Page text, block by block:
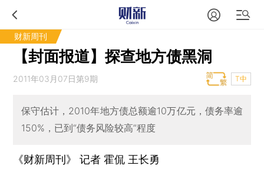
财新周刊
【封面报道】探查地方债黑洞
2011年03月07日第9期 T中
保守估计，2010年地方债总额逾10万亿元，债务率逾
150%，已到“债务风险较高”程度
《财新周刊》 记者霍侃 王长勇